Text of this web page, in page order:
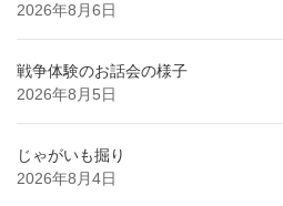
2026年8月6日
戦争体験のお話会の様子
2026年8月5日
じゃがいも掘り
2026年8月4日